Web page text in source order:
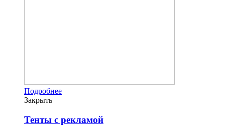
Подробнее
Закрыть
Тенты с рекламой